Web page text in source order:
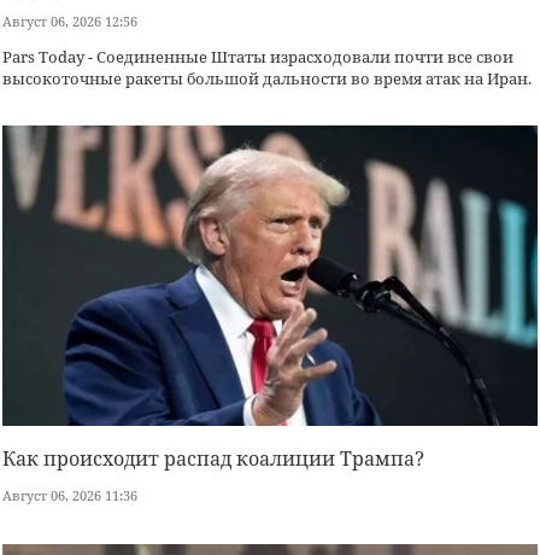
Август 06, 2026 12:56
Рars Today - Соединенные Штаты израсходовали почти все свои
высокоточные ракеты большой дальности во время атак на Иран.
Как происходит распад коалиции Трампа?
Август 06, 2026 11:36